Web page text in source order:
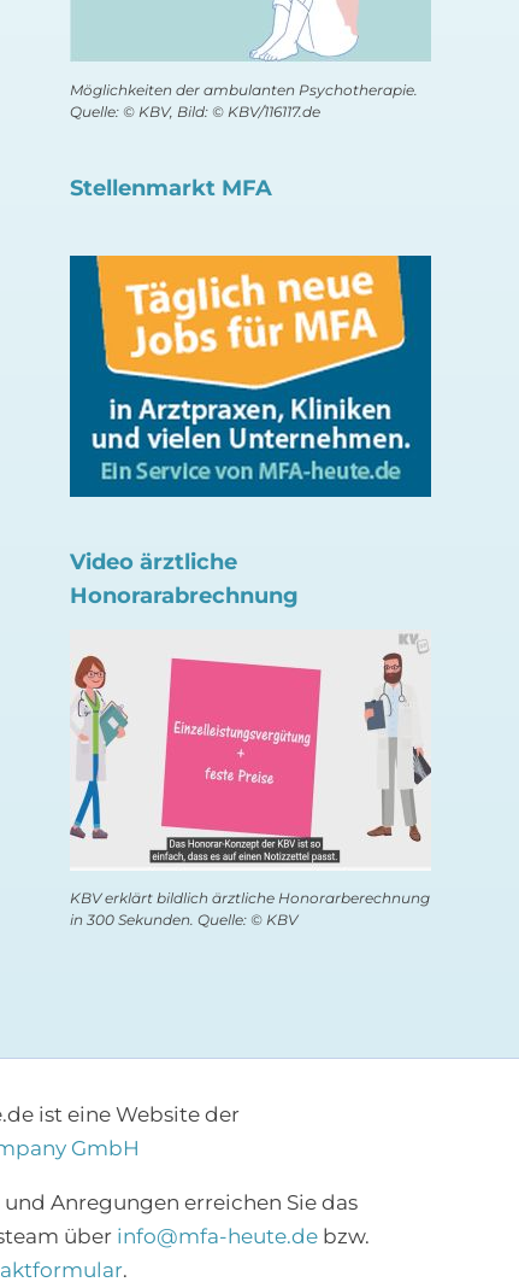
Hepatitis B-
Aktuelles
Verordnung in
Möglichkeiten der ambulanten Psychotherapie.
Quelle: © KBV, Bild: © KBV/116117.de
Stellenmarkt MFA
Video ärztliche
Honorarabrechnung
KBV erklärt bildlich ärztliche Honorarberechnung
in 300 Sekunden. Quelle: © KBV
ist eine Website der
GmbH
und Anregungen erreichen Sie das
über info@mfa-heute.debzw.
.
Abonnieren Sie den